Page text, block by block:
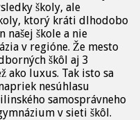
školy, ale
ktorý kráti dlhodobo
našej škole a nie
v regióne. Že mesto
škôl aj 3
ako luxus. Tak isto sa
nesúhlasu
samosprávneho
v sieti škôl.